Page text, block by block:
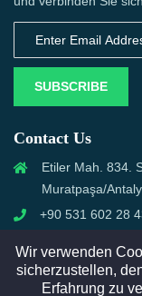
SUBSCRIBE
Contact Us
Etiler Mah. 834.
Muratpaşa/
+90 531 602 28
Wir verwenden
sicherzustellen,
Erfahrung zu